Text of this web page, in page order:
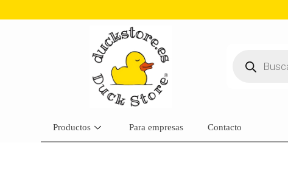
Productos Para empresas Contacto